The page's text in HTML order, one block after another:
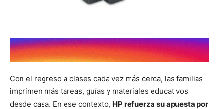
Con el regreso a clases cada vez más cerca, las familias
imprimen más tareas, guías y materiales educativos
desde casa. En ese contexto, HP refuerza su apuesta por